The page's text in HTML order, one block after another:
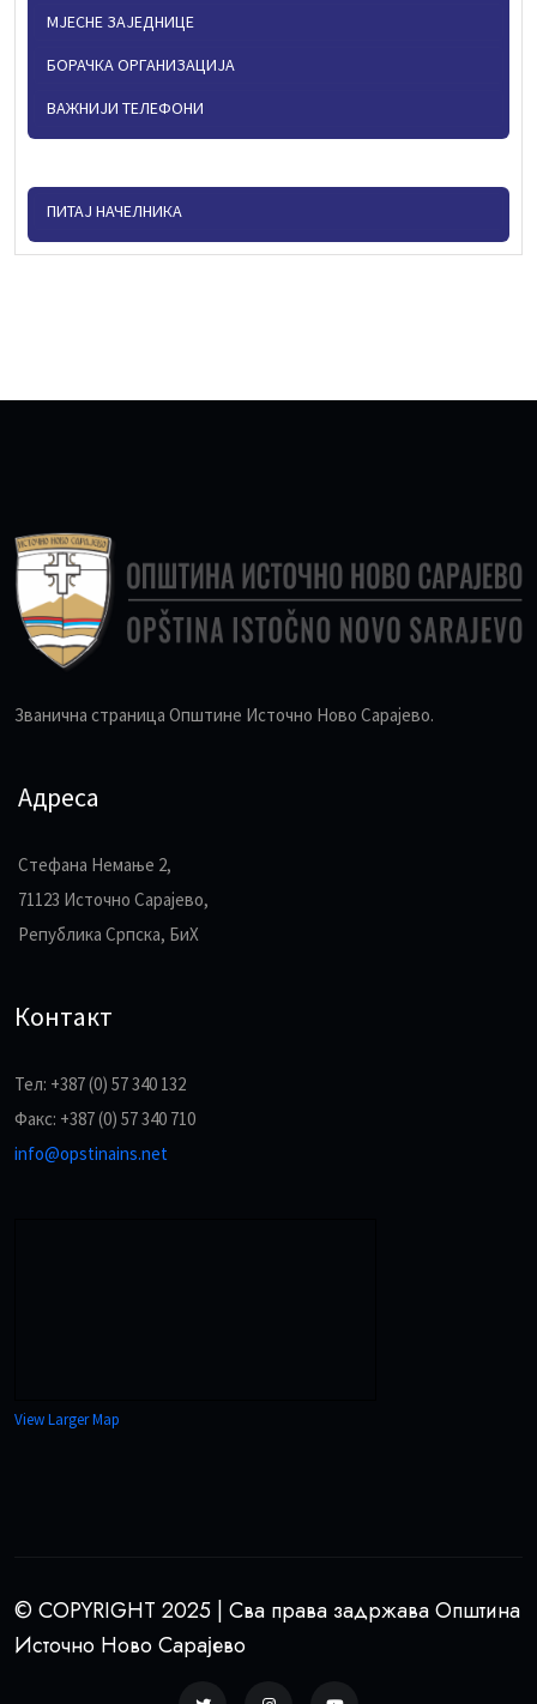
МЈЕСНЕ ЗАЈЕДНИЦЕ
БОРАЧКА ОРГАНИЗАЦИЈА
ВАЖНИЈИ ТЕЛЕФОНИ
ПИТАЈ НАЧЕЛНИКА
Званична страница Општине Источно Ново Сарајево.
Адреса
Стефана Немање 2,
71123 Источно Сарајево,
Република Српска, БиХ
Контакт
Тел: +387 (0) 57 340 132
Факс: +387 (0) 57 340 710
info@opstinains.net
View Larger Map
© COPYRIGHT 2025 | Сва права задржава Општина
Источно Ново Сарајево